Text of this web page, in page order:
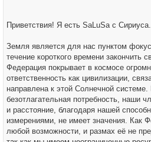
Приветствия! Я есть SaLuSa с Сириуса.
Земля является для нас пунктом
течение короткого времени закончить
Федерация покрывает в космосе
ответственность как цивилизации,
направлена к этой Солнечной системе.
безотлагательная потребность, наши
и расстояние, благодаря нашей
измерениями, не имеет значения. Как
любой возможности, и размах её не